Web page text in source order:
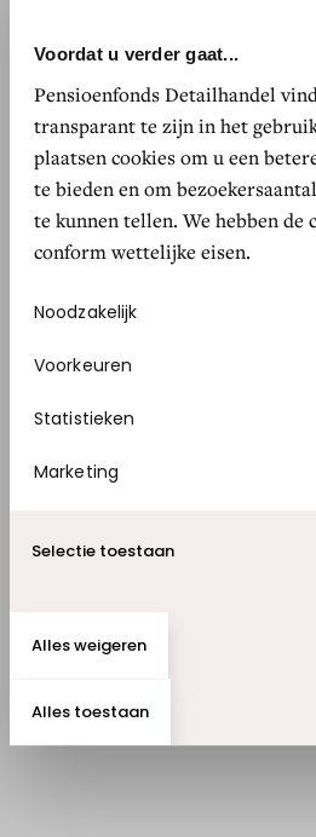
Voordat u verder gaat...
Pensioenfonds Detailhandel
transparant te zijn in het
plaatsen cookies om u een
te bieden en om
te kunnen tellen. We hebben de
conform wettelijke eisen.
Toestemmingsselectie
Noodzakelijk
Voorkeuren
Statistieken
Marketing
Alles toestaan
Selectie toestaan
Alles weigeren
vrouwen bij hun
zakenmagazine Forbes was
meest invloedrijke vrouw
Lees